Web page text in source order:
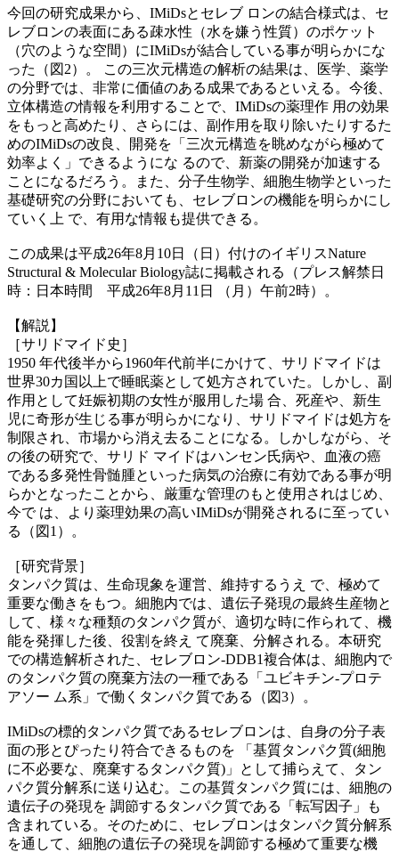
今回の研究成果から、IMiDsとセレブ ロンの結合様式は、セ
レブロンの表面にある疎水性（水を嫌う性質）のポケット
（穴のような空間）にIMiDsが結合している事が明らかにな
った（図2）。 この三次元構造の解析の結果は、医学、薬学
の分野では、非常に価値のある成果であるといえる。今後、
立体構造の情報を利用することで、IMiDsの薬理作 用の効果
をもっと高めたり、さらには、副作用を取り除いたりするた
めのIMiDsの改良、開発を「三次元構造を眺めながら極めて
効率よく」できるようにな るので、新薬の開発が加速する
ことになるだろう。また、分子生物学、細胞生物学といった
基礎研究の分野においても、セレブロンの機能を明らかにし
ていく上 で、有用な情報も提供できる。
この成果は平成26年8月10日（日）付けのイギリスNature
Structural & Molecular Biology誌に掲載される（プレス解禁日
時：日本時間 平成26年8月11日 （月）午前2時）。
【解説】
［サリドマイド史］
1950 年代後半から1960年代前半にかけて、サリドマイドは
世界30カ国以上で睡眠薬として処方されていた。しかし、副
作用として妊娠初期の女性が服用した場 合、死産や、新生
児に奇形が生じる事が明らかになり、サリドマイドは処方を
制限され、市場から消え去ることになる。しかしながら、そ
の後の研究で、サリド マイドはハンセン氏病や、血液の癌
である多発性骨髄腫といった病気の治療に有効である事が明
らかとなったことから、厳重な管理のもと使用されはじめ、
今で は、より薬理効果の高いIMiDsが開発されるに至ってい
る（図1）。
［研究背景］
タンパク質は、生命現象を運営、維持するうえ で、極めて
重要な働きをもつ。細胞内では、遺伝子発現の最終生産物と
して、様々な種類のタンパク質が、適切な時に作られて、機
能を発揮した後、役割を終え て廃棄、分解される。本研究
での構造解析された、セレブロン-DDB1複合体は、細胞内で
のタンパク質の廃棄方法の一種である「ユビキチン-プロテ
アソー ム系」で働くタンパク質である（図3）。
IMiDsの標的タンパク質であるセレブロンは、自身の分子表
面の形とぴったり符合できるものを 「基質タンパク質(細胞
に不必要な、廃棄するタンパク質)」として捕らえて、タン
パク質分解系に送り込む。この基質タンパク質には、細胞の
遺伝子の発現を 調節するタンパク質である「転写因子」も
含まれている。そのために、セレブロンはタンパク質分解系
を通して、細胞の遺伝子の発現を調節する極めて重要な機